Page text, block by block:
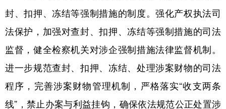
封、扣押、冻结等强制措施的制度。强化产权执法司
法保护，加强对查封、扣押、冻结等强制措施的司法
监督，健全检察机关对涉企强制措施法律监督机制。
进一步规范查封、扣押、冻结、处理涉案财物的司法
程序，完善涉案财物管理机制，严格落实“收支两条
线”，禁止办案与利益挂钩，确保依法规范公正处置涉